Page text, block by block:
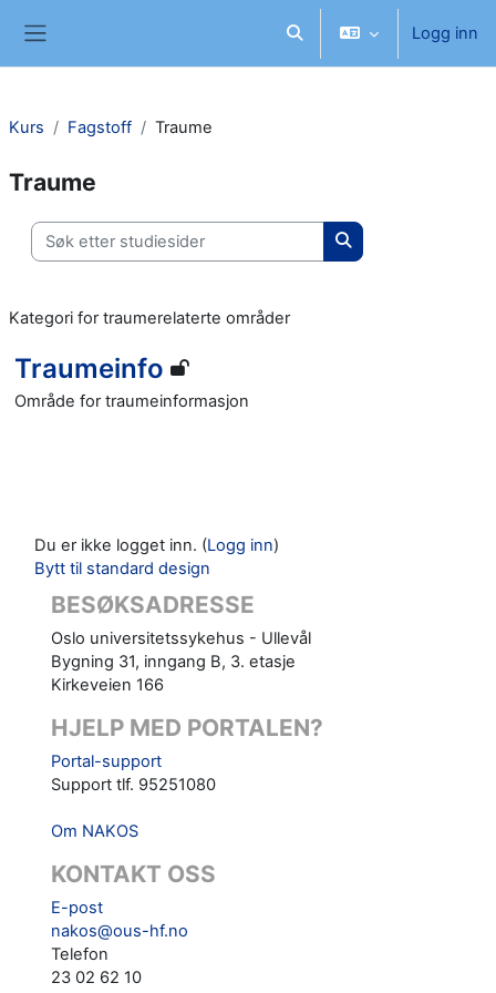
Veksle inndata for søk
Logg inn
Kurs Fagstoff Traume
Traume
Søk etter studiesider
Søk etter
Kategori for traumerelaterte områder
Traumeinfo
Område for traumeinformasjon
Du er ikke logget inn. (Logg inn)
Bytt til standard design
BESØKSADRESSE
Oslo universitetssykehus - Ullevål
Bygning 31, inngang B, 3. etasje
Kirkeveien 166
HJELP MED PORTALEN?
Portal-support
Support tlf. 95251080
Om NAKOS
KONTAKT OSS
E-post
nakos@ous-hf.no
Telefon
23 02 62 10